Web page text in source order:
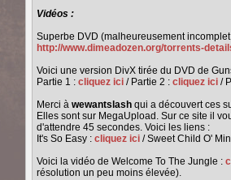
Vidéos :
Superbe DVD (malheureusement
http://www.dimeadozen.org/torrents-
Voici une version DivX tirée du DVD de
Partie 1 : cliquez ici / Partie 2 : cliquez ici /
Merci à wewantslash qui a découvert ces
Elles sont sur MegaUpload. Sur ce site il
d'attendre 45 secondes. Voici les liens :
It's So Easy : cliquez ici / Sweet Child O'
Voici la vidéo de Welcome To The Jungle :
résolution un peu moins élevée).